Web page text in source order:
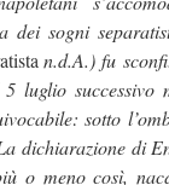
dei sogni
n.d.A.) fu
luglio successivo
sotto
dichiarazione di
o meno così,